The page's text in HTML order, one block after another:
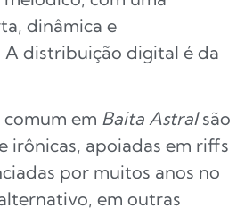
dinâmica e
distribuição digital é da
em Baita Astralsão
irônicas, apoiadas em riffs
por muitos anos no
em outras